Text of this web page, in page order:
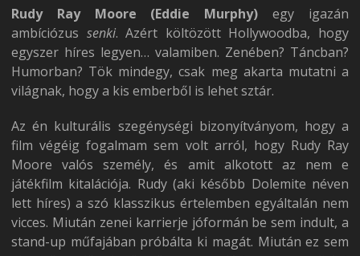
Rudy Ray Moore (Eddie Murphy)egy igazán
ambíciózus senki. Azért költözött Hollywoodba, hogy
egyszer híres legyen… valamiben. Zenében? Táncban?
Humorban? Tök mindegy, csak meg akarta mutatni a
világnak, hogy a kis emberből is lehet sztár.
Az én kulturális szegénységi bizonyítványom, hogy a
film végéig fogalmam sem volt arról, hogy Rudy Ray
Moore valós személy, és amit alkotott az nem e
játékfilm kitalációja. Rudy (aki később Dolemite néven
lett híres) a szó klasszikus értelemben egyáltalán nem
vicces. Miután zenei karrierje jóformán be sem indult, a
stand-up műfajában próbálta ki magát. Miután ez sem